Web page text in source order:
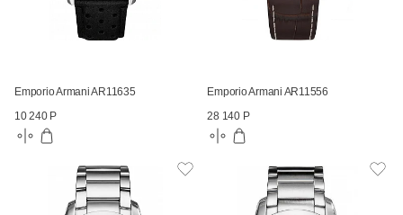
Emporio Armani AR11635
10 240 Р
Emporio Armani AR11556
28 140 Р